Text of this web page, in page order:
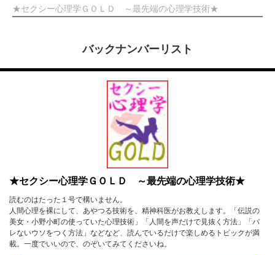
★セクシー心理学ＧＯＬＤ ～最先端の心理学技術★
バックナンバーリスト
★セクシー心理学ＧＯＬＤ ～最先端の心理学技術★
読むのはたった１号で構いません。
人間心理を裸にして、あやつる技術を、精神科医がお教えします。「伝説の
美女・小野小町の使っていた心理技術」「人間を声だけで見抜く方法」「バ
レないウソをつく方法」などなど、読んでいるだけで楽しめるトピックが満
載。一度でいいので、のぞいてみてくださいね。